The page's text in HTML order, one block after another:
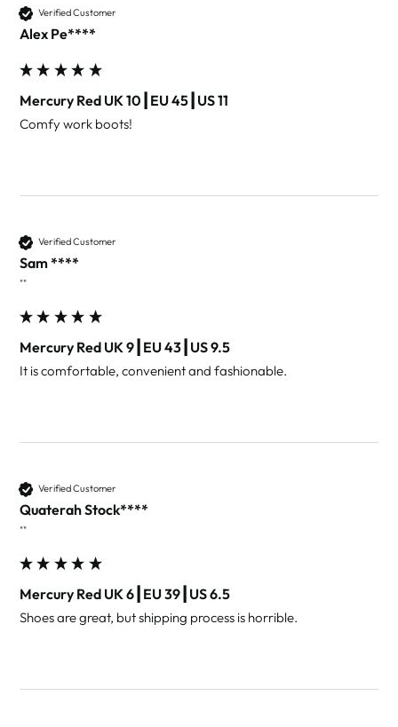
Verified Customer
Alex Pe****
Mercury Red UK 10┃EU 45┃US 11
Comfy work boots!
Verified Customer
Sam ****
""
Mercury Red UK 9┃EU 43┃US 9.5
It is comfortable, convenient and fashionable.
Verified Customer
Quaterah Stock****
""
Mercury Red UK 6┃EU 39┃US 6.5
Shoes are great, but shipping process is horrible.